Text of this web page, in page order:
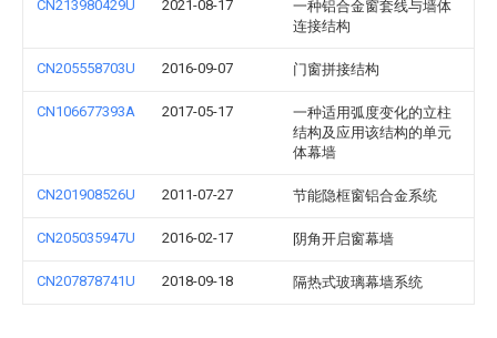
CN213980429U 2021-08-17
一种铝合金窗套线与墙体
连接结构
CN205558703U 2016-09-07 门窗拼接结构
CN106677393A 2017-05-17
一种适用弧度变化的立柱
结构及应用该结构的单元
体幕墙
CN201908526U 2011-07-27 节能隐框窗铝合金系统
CN205035947U 2016-02-17 阴角开启窗幕墙
CN207878741U 2018-09-18 隔热式玻璃幕墙系统